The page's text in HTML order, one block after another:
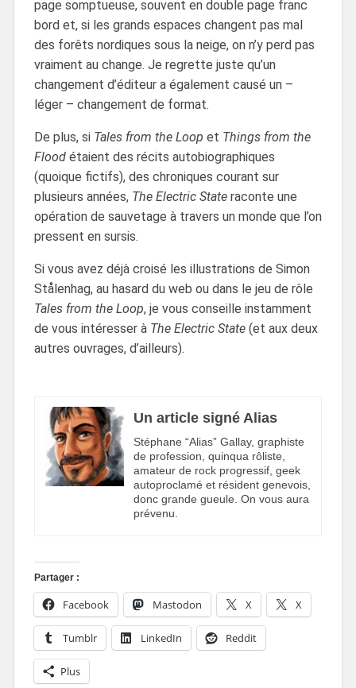
page somptueuse, souvent en double page franc
bord et, si les grands espaces changent pas mal
des forêts nordiques sous la neige, on n’y perd pas
vraiment au change. Je regrette juste qu’un
changement d’éditeur a également causé un –
léger – changement de format.
De plus, si Tales from the Loop et Things from the
Floodétaient des récits autobiographiques
(quoique fictifs), des chroniques courant sur
plusieurs années, The Electric Stateraconte une
opération de sauvetage à travers un monde que l’on
pressent en sursis.
Si vous avez déjà croisé les illustrations de Simon
Stålenhag, au hasard du web ou dans le jeu de rôle
Tales from the Loop, je vous conseille instamment
de vous intéresser à The Electric State(et aux deux
autres ouvrages, d’ailleurs).
Un article signé Alias
Stéphane “Alias” Gallay, graphiste
de profession, quinqua rôliste,
amateur de rock progressif, geek
autoproclamé et résident genevois,
donc grande gueule. On vous aura
prévenu.
Partager :
Facebook Mastodon X X
Tumblr LinkedIn Reddit
Plus